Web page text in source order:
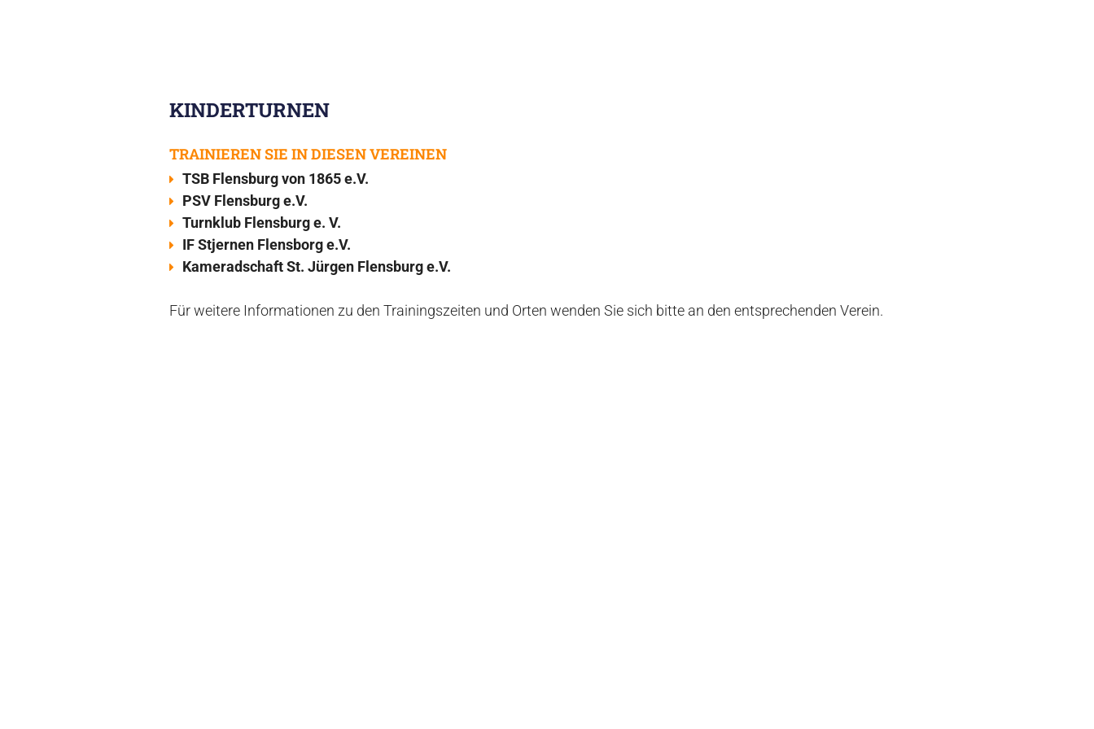
KINDERTURNEN
TRAINIEREN SIE IN DIESEN VEREINEN
TSB Flensburg von 1865 e.V.
PSV Flensburg e.V.
Turnklub Flensburg e. V.
IF Stjernen Flensborg e.V.
Kameradschaft St. Jürgen Flensburg e.V.
Für weitere Informationen zu den Trainingszeiten und Orten wenden Sie sich bitte an den entsprechenden Verein.